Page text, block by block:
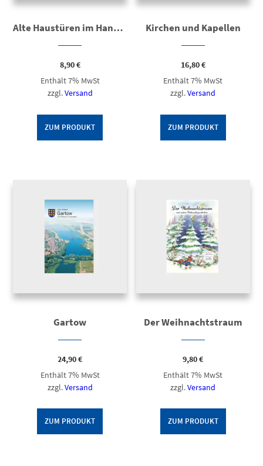
Alte Haustüren im Hannoverschen Wendland
8,90€
Enthält 7% MwSt
zzgl.Versand
ZUM PRODUKT
Kirchen und Kapellen
16,80€
Enthält 7% MwSt
zzgl.Versand
ZUM PRODUKT
Gartow
24,90€
Enthält 7% MwSt
zzgl.Versand
ZUM PRODUKT
Der Weihnachtstraum
9,80€
Enthält 7% MwSt
zzgl.Versand
ZUM PRODUKT